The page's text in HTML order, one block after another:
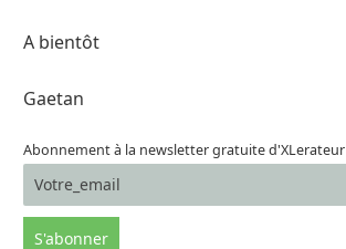
A bientôt
Gaetan
Abonnement à la newsletter gratuite d'XLerateur